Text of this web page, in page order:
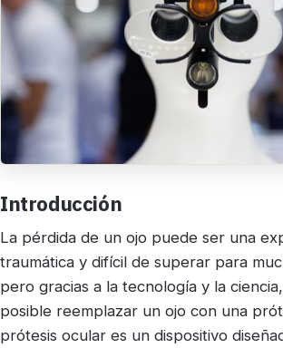
Introducción
La pérdida de un ojo puede ser una
traumática y difícil de superar para
pero gracias a la tecnología y la
posible reemplazar un ojo con una
prótesis ocular es un dispositivo